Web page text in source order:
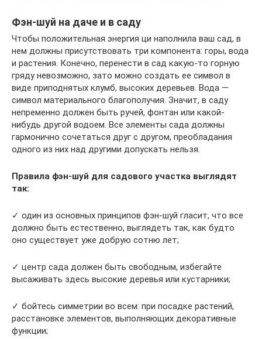
Фэн-шуй на даче и в саду
Чтобы положительная энергия ци наполнила ваш сад, в
нем должны присутствовать три компонента: горы, вода
и растения. Конечно, перенести в сад какую-то горную
гряду невозможно, зато можно создать ее символ в
виде приподнятых клумб, высоких деревьев. Вода —
символ материального благополучия. Значит, в саду
непременно должен быть ручей, фонтан или какой-
нибудь другой водоем. Все элементы сада должны
гармонично сочетаться друг с другом, преобладания
одного из них над другими допускать нельзя.
Правила фэн-шуй для садового участка выглядят
так:
✓ один из основных принципов фэн-шуй гласит, что все
должно быть естественно, выглядеть так, как будто
оно существует уже добрую сотню лет;
✓ центр сада должен быть свободным, избегайте
высаживать здесь высокие деревья или кустарники;
✓ бойтесь симметрии во всем: при посадке растений,
расстановке элементов, выполняющих декоративные
функции;